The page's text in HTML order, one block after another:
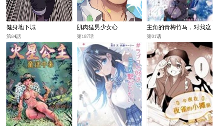
健身地下城
第84話
肌肉猛男少女心
第187话
主角的青梅竹马，对我这
个配角来势汹汹
第01话